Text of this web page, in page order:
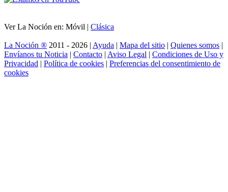
Ver La Noción en: Móvil | Clásica
La Noción ® 2011 - 2026 | Ayuda | Mapa del sitio | Quienes somos |
Envíanos tu Noticia | Contacto | Aviso Legal | Condiciones de Uso y
Privacidad | Política de cookies | Preferencias del consentimiento de
cookies